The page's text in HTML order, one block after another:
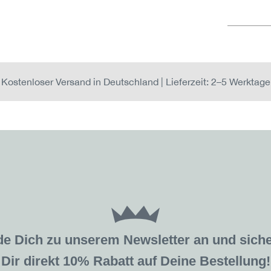
Kostenloser Versand in Deutschland | Lieferzeit: 2–5 Werktage
Dich zu unserem Newsletter an und
Dir direkt 10% Rabatt auf Deine Bestellung!